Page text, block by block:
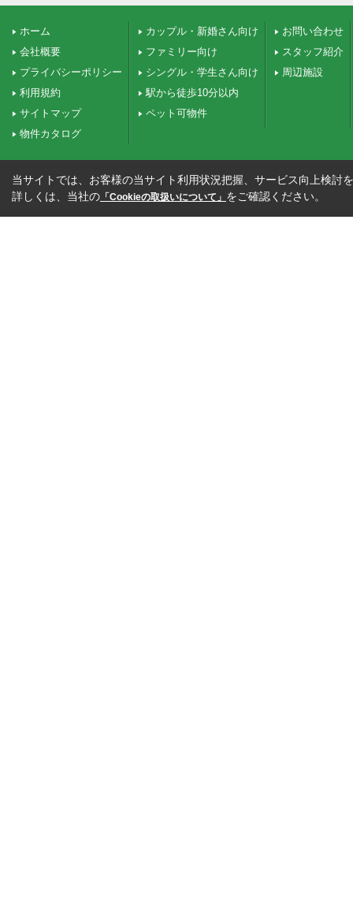
ホーム
会社概要
プライバシーポリシー
利用規約
サイトマップ
物件カタログ
カップル・新婚さん向け
ファミリー向け
シングル・学生さん向け
駅から徒歩10分以内
ペット可物件
お問い合わせ
スタッフ紹介
周辺施設
当サイトでは、お客様の当サイト利用状況把握、サービス向上検討
詳しくは、当社の 「Cookieの取扱いについて」 をご確認ください。